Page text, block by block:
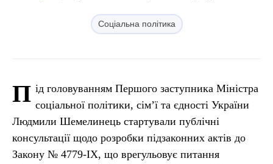
Соціальна політика
П ід головуванням Першого заступника Міністра
соціальної політики, сімʼї та єдності України
Людмили Шемелинець стартували публічні
консультації щодо розробки підзаконних актів до
Закону № 4779-IX, що врегульовує питання